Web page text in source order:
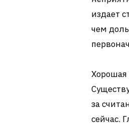
издает
чем
Хорошая
за
сейчас.